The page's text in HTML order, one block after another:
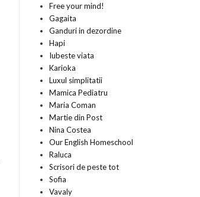
Free your mind!
Gagaita
Ganduri in dezordine
Hapi
Iubeste viata
Karioka
Luxul simplitatii
Mamica Pediatru
Maria Coman
Martie din Post
Nina Costea
Our English Homeschool
Raluca
Scrisori de peste tot
Sofia
Vavaly